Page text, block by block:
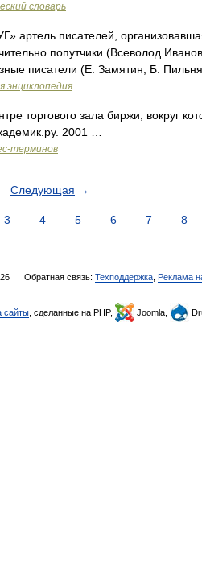
словарь
артель писателей,
попутчики (Всеволод
писатели (Е. Замятин, Б.
энциклопедия
торгового зала биржи, вокруг
2001 …
терминов
Следующая →
3 4 5 6 7 8
Обратная связь: Техподдержка Реклама
сайты , сделанные на PHP, Joomla,